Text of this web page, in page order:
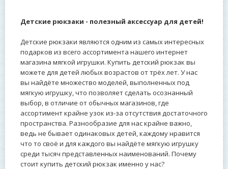
Детские рюкзаки - полезный аксессуар для детей!
Детские рюкзаки являются одним из самых интересных
подарков из всего ассортимента нашего интернет
магазина мягкой игрушки. Купить детский рюкзак вы
можете для детей любых возрастов от трёх лет. У нас
вы найдёте множество моделей, выполненных под
мягкую игрушку, что позволяет сделать осознанный
выбор, в отличие от обычных магазинов, где
ассортимент крайне узок из-за отсутствия достаточного
пространства. Разнообразие для нас крайне важно,
ведь не бывает одинаковых детей, каждому нравится
что то своё и для каждого вы найдёте мягкую игрушку
среди тысяч представленных наименований. Почему
стоит купить детский рюкзак именно у нас?